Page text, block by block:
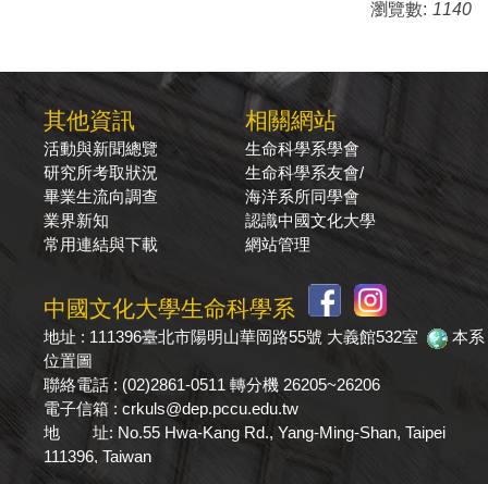
瀏覽數: 1140
其他資訊
活動與新聞總覽
研究所考取狀況
畢業生流向調查
業界新知
常用連結與下載
相關網站
生命科學系學會
生命科學系友會/
海洋系所同學會
認識中國文化大學
網站管理
中國文化大學生命科學系
地址 : 111396臺北市陽明山華岡路55號 大義館532室
本系
位置圖
聯絡電話 : (02)2861-0511 轉分機 26205~26206
電子信箱 : crkuls@dep.pccu.edu.tw
地 址: No.55 Hwa-Kang Rd., Yang-Ming-Shan, Taipei
111396, Taiwan